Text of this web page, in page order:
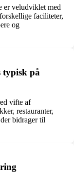
er veludviklet med
faciliteter,
og
typisk på
vifte af
restauranter,
bidrager til